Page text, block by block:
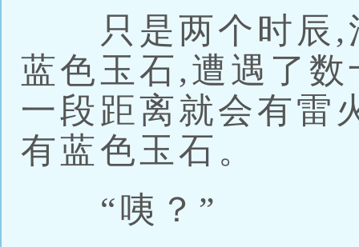
只是两个时辰,
蓝色玉石,遭遇了
一段距离就会有雷
有蓝色玉石。
“咦？”